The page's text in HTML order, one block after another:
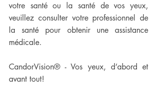
votre santé ou la santé de vos yeux,
veuillez consulter votre professionnel de
la santé pour obtenir une assistance
médicale.
CandorVision® - Vos yeux, d’abord et
avant tout!